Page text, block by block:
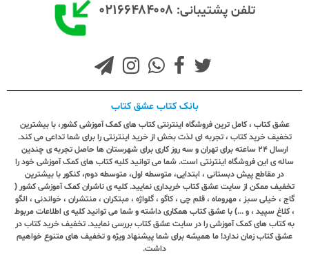
تلفن پشتیبانی: ۰۲۱۶۶۴۸۴۰۰۸
بانک کتاب عشق کتاب
عشق کتاب ، کامل ترین فروشگاه اینترنتی کتاب های کمک آموزشی کشور، با بیشترین
تخفیف خرید کتاب ، تجربه ای لذت بخش از خرید اینترنتی را برای شما تداعی می کند.
ارسال ٢٤ ساعته برای تهران و سه روز کاری برای شهرستان ها حاصل تجربه ی چندین
ساله ی این فروشگاه اینترنتی است. شما می توانید کلیه کتاب های کمک آموزشی خود را
در مقاطع پیش دبستانی ، ابتدایی، متوسطه اول، متوسطه دوم، کنکور با بیشترین
تخفیف ممکن از سایت عشق کتاب خریداری نمایید. کلیه ی ناشران کمک آموزشی کشور (
گاج ، خیلی سبز ، مهروماه ، قلم چی ، کاگو ، گلواژه ، مبتکران ، منتشران ، خواندنی ، الگو
، کلاغ سپید ، و ...) با عشق کتاب همکاری داشته و شما می توانید کلیه ی اطلاعات مربوط
به کتاب های کمک آموزشی را در سایت عشق کتاب بررسی نمایید. تخفیف خرید کتاب در
عشق کتاب زمان ندارد! ما همیشه برای شما پیشنهاد ویژه و تخفیف های متنوع خواهیم
داشت.